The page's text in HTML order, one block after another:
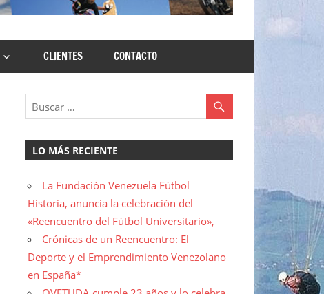
CLIENTES CONTACTO
LO MÁS RECIENTE
La Fundación Venezuela Fútbol
Historia, anuncia la celebración del
«Reencuentro del Fútbol Universitario»,
Crónicas de un Reencuentro: El
Deporte y el Emprendimiento Venezolano
en España*